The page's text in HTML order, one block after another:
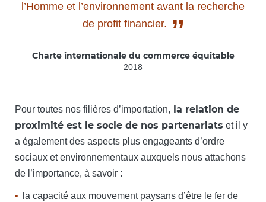
l’Homme et l’environnement avant la recherche
de profit financier. ”
Charte internationale du commerce équitable
2018
Pour toutes nos filières d’importation, la relation de
proximité est le socle de nos partenariats et il y
a également des aspects plus engageants d’ordre
sociaux et environnementaux auxquels nous attachons
de l’importance, à savoir :
la capacité aux mouvement paysans d’être le fer de